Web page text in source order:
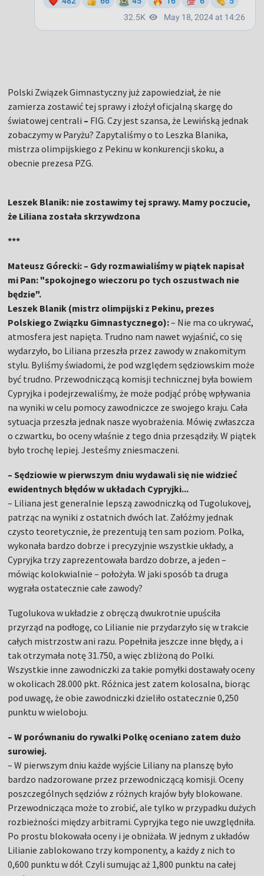
Polski Związek Gimnastyczny już zapowiedział, że nie
zamierza zostawić tej sprawy i złożył oficjalną skargę do
światowej centrali – FIG. Czy jest szansa, że Lewińską jednak
zobaczymy w Paryżu? Zapytaliśmy o to Leszka Blanika,
mistrza olimpijskiego z Pekinu w konkurencji skoku, a
obecnie prezesa PZG.
Leszek Blanik: nie zostawimy tej sprawy. Mamy poczucie,
że Liliana została skrzywdzona
***
Mateusz Górecki: – Gdy rozmawialiśmy w piątek napisał
mi Pan: "spokojnego wieczoru po tych oszustwach nie
będzie".
Leszek Blanik (mistrz olimpijski z Pekinu, prezes
Polskiego Związku Gimnastycznego):– Nie ma co ukrywać,
atmosfera jest napięta. Trudno nam nawet wyjaśnić, co się
wydarzyło, bo Liliana przeszła przez zawody w znakomitym
stylu. Byliśmy świadomi, że pod względem sędziowskim może
być trudno. Przewodniczącą komisji technicznej była bowiem
Cypryjka i podejrzewaliśmy, że może podjąć próbę wpływania
na wyniki w celu pomocy zawodniczce ze swojego kraju. Cała
sytuacja przeszła jednak nasze wyobrażenia. Mówię zwłaszcza
o czwartku, bo oceny właśnie z tego dnia przesądziły. W piątek
było trochę lepiej. Jesteśmy zniesmaczeni.
– Sędziowie w pierwszym dniu wydawali się nie widzieć
ewidentnych błędów w układach Cypryjki...
– Liliana jest generalnie lepszą zawodniczką od Tugolukovej,
patrząc na wyniki z ostatnich dwóch lat. Załóżmy jednak
czysto teoretycznie, że prezentują ten sam poziom. Polka,
wykonała bardzo dobrze i precyzyjnie wszystkie układy, a
Cypryjka trzy zaprezentowała bardzo dobrze, a jeden –
mówiąc kolokwialnie – położyła. W jaki sposób ta druga
wygrała ostatecznie całe zawody?
Tugolukova w układzie z obręczą dwukrotnie upuściła
przyrząd na podłogę, co Lilianie nie przydarzyło się w trakcie
całych mistrzostw ani razu. Popełniła jeszcze inne błędy, a i
tak otrzymała notę 31.750, a więc zbliżoną do Polki.
Wszystkie inne zawodniczki za takie pomyłki dostawały oceny
w okolicach 28.000 pkt. Różnica jest zatem kolosalna, biorąc
pod uwagę, że obie zawodniczki dzieliło ostatecznie 0,250
punktu w wieloboju.
– W porównaniu do rywalki Polkę oceniano zatem dużo
surowiej.
– W pierwszym dniu każde wyjście Liliany na planszę było
bardzo nadzorowane przez przewodniczącą komisji. Oceny
poszczególnych sędziów z różnych krajów były blokowane.
Przewodnicząca może to zrobić, ale tylko w przypadku dużych
rozbieżności między arbitrami. Cypryjka tego nie uwzględniła.
Po prostu blokowała oceny i je obniżała. W jednym z układów
Lilianie zablokowano trzy komponenty, a każdy z nich to
0,600 punktu w dół. Czyli sumując aż 1,800 punktu na całej